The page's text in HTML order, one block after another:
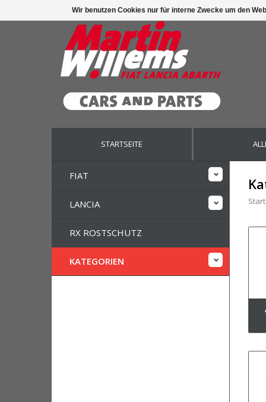
STARTSEITE
FIAT
LANCIA
RX ROSTSCHUTZ
KATEGORIEN
Wir benutzen Cookies nur für interne Zwecke um den